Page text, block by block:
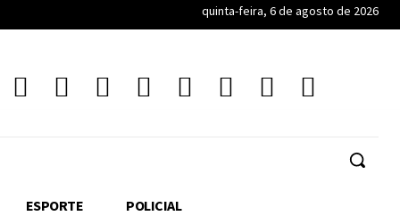
quinta-feira, 6 de agosto de 2026
ESPORTE POLICIAL